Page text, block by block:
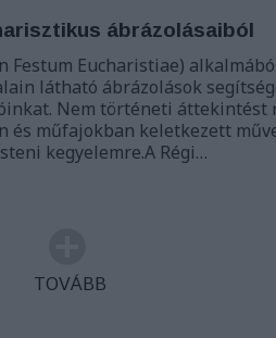
ábrázolásaiból
Festum Eucharistiae)
látható ábrázolások
Nem történeti áttekintést
és műfajokban keletkezett
kegyelemre.A Régi…
TOVÁBB